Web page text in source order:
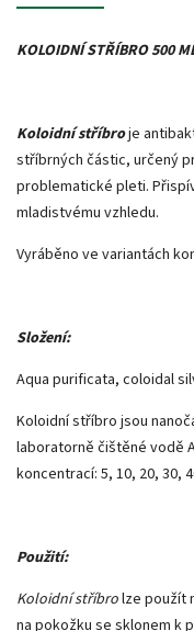
KOLOIDNÍ STŘÍBRO 500
Koloidní stříbroje
stříbrných částic, určený
problematické pleti.
mladistvému vzhledu.
Vyráběno ve variantách
Složení:
Aqua purificata, coloidal
Koloidní stříbro jsou
laboratorně čištěné vodě
koncentrací: 5, 10, 20, 30,
Použití:
Koloidní stříbrolze použít
na pokožku se sklonem k